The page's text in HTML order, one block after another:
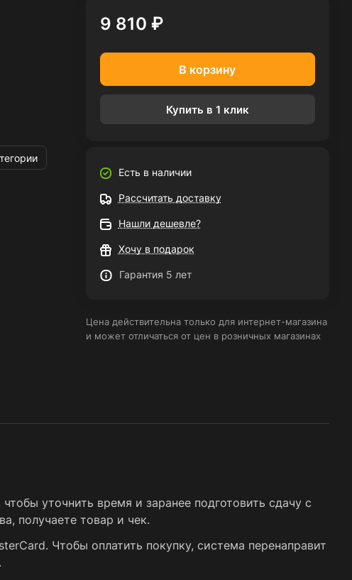
9 810 ₽
В корзину
Купить в 1 клик
Есть в наличии
Рассчитать доставку
Нашли дешевле?
Хочу в подарок
Гарантия 5 лет
Цена действительна только для интернет-магазина
и может отличаться от цен в розничных магазинах
уточнить время и заранее подготовить сдачу с
получаете товар и чек.
Чтобы оплатить покупку, система перенаправит